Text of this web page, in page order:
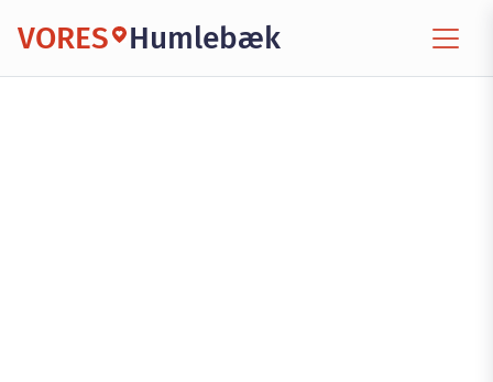
VORES Humlebæk